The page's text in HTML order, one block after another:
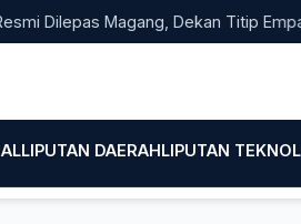
Magang, Dekan Titip Empat
LIPUTAN DAERAHLIPUTAN